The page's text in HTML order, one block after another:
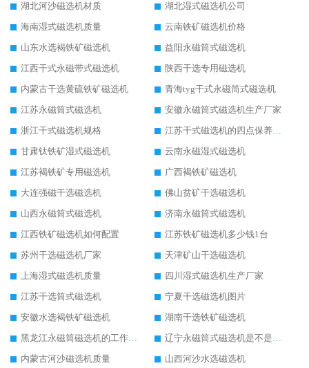
湖北河沙磁选机材质
湖北湿式磁选机公司
海南湿式磁选机质量
云南铁矿磁选机价格
山东水选褐铁矿磁选机
益阳永磁筒式磁选机
江西干式永磁带式磁选机
陕西干选专用磁选机
内蒙古干选黄硫铁矿磁选机
青海tyg干式永磁筒式磁选机
江苏永磁筒式磁选机
安徽永磁筒式磁选机生产厂家
浙江干式磁选机规格
江苏干式磁选机的四点保养秘籍
甘肃钛铁矿湿式磁选机
云南永磁湿式磁选机
江苏褐铁矿专用磁选机
广西褐铁矿磁选机
大连强磁干选磁选机
佛山贫矿干选磁选机
山西永磁筒式磁选机
济南永磁筒式磁选机
江西铁矿磁选机如何配置
江苏铁矿磁选机多少钱1台
苏州干选磁选机厂家
天津矿山干选磁选机
上海湿式磁选机质量
四川湿式磁选机生产厂家
江苏干选筒式磁选机
宁夏干选磁选机图片
安徽水选褐铁矿磁选机
湖南干选铁矿磁选机
黑龙江永磁筒磁选机的工作原理
辽宁永磁筒式磁选机是不是强磁
内蒙古河沙磁选机质量
山西河沙水选磁选机